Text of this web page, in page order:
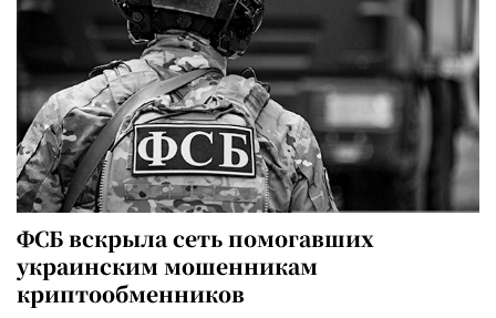
ФСБ вскрыла сеть помогавших
украинским мошенникам
криптообменников